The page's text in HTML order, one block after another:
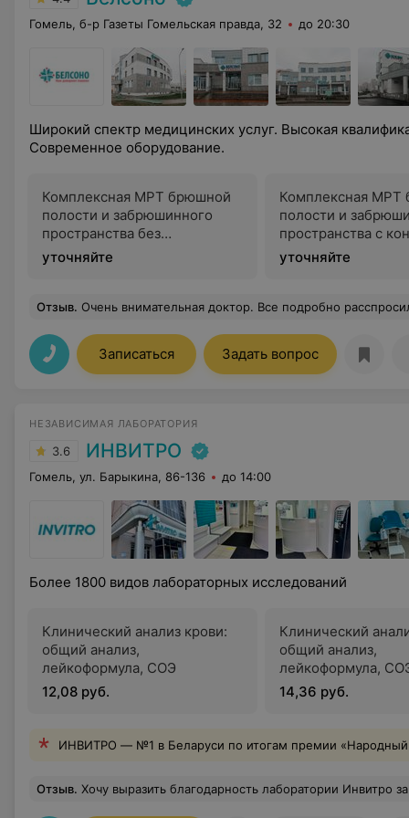
Гомель, б-р Газеты Гомельская правда, 32 до 20:30
Широкий спектр медицинских услуг. Высокая
Современное оборудование.
Комплексная МРТ брюшной
полости и забрюшинного
пространства без
контрастного усиления
уточняйте
Комплексная МРТ
полости и
пространства с
усилением
уточняйте
Отзыв. Очень внимательная доктор. Все подробно расспросила, объяснила. Легче стало сразу после выхода из
Записаться Задать вопрос
НЕЗАВИСИМАЯ ЛАБОРАТОРИЯ
3.6 ИНВИТРО
Гомель, ул. Барыкина, 86-136 до 14:00
Более 1800 видов лабораторных исследований
Клинический анализ крови:
общий анализ,
лейкоформула, СОЭ
12,08 руб.
Клинический
общий анализ,
лейкоформула,
обязательной
микроскопией
14,36 руб.
ИНВИТРО — №1 в Беларуси по итогам премии «Народный
Отзыв. Хочу выразить благодарность лаборатории Инвитро за высокий уровень сервиса.